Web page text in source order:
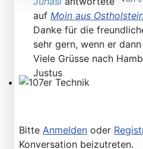
auf Moin aus
Danke für die
sehr gern, wenn er
Viele Grüsse nach
Justus
Bitte Anmelden oder
Konversation beizutreten.